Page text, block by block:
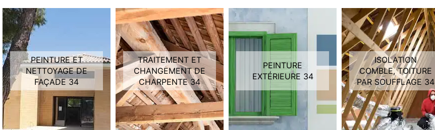
PEINTURE ET
NETTOYAGE DE
FAÇADE 34
TRAITEMENT ET
CHANGEMENT DE
CHARPENTE 34
PEINTURE
EXTÉRIEURE 34
ISOLATION
COMBLE, TOITURE
PAR SOUFFLAGE 34